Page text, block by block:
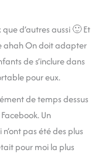
d’autres aussi 🙂 Et
ahah On doit adapter
de s’inclure dans
pour eux.
de temps dessus
Un
pas été des plus
pour moi la plus